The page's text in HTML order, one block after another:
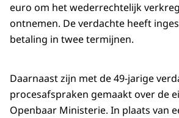
euro om het wederrechtelijk
ontnemen. De verdachte heeft
betaling in twee termijnen.
Daarnaast zijn met de 49-jarige
procesafspraken gemaakt over de
Openbaar Ministerie. In plaats van